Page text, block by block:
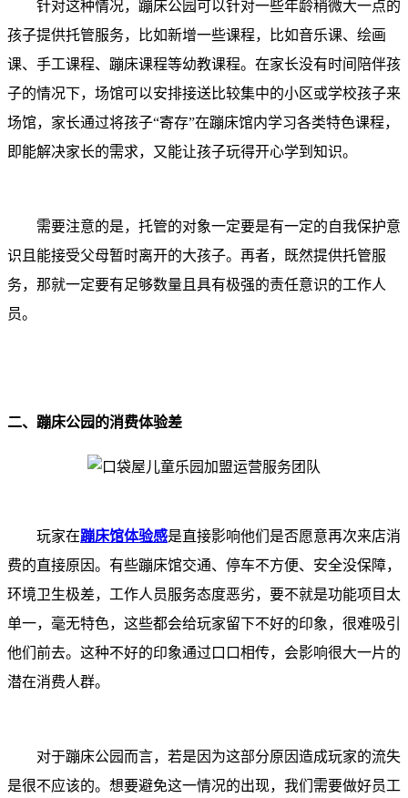
针对这种情况，蹦床公园可以针对一些年龄稍微大一点的
孩子提供托管服务，比如新增一些课程，比如音乐课、绘画
课、手工课程、蹦床课程等幼教课程。在家长没有时间陪伴孩
子的情况下，场馆可以安排接送比较集中的小区或学校孩子来
场馆，家长通过将孩子“寄存”在蹦床馆内学习各类特色课程，
即能解决家长的需求，又能让孩子玩得开心学到知识。
需要注意的是，托管的对象一定要是有一定的自我保护意
识且能接受父母暂时离开的大孩子。再者，既然提供托管服
务，那就一定要有足够数量且具有极强的责任意识的工作人
员。
二、蹦床公园的消费体验差
玩家在蹦床馆体验感是直接影响他们是否愿意再次来店消
费的直接原因。有些蹦床馆交通、停车不方便、安全没保障，
环境卫生极差，工作人员服务态度恶劣，要不就是功能项目太
单一，毫无特色，这些都会给玩家留下不好的印象，很难吸引
他们前去。这种不好的印象通过口口相传，会影响很大一片的
潜在消费人群。
对于蹦床公园而言，若是因为这部分原因造成玩家的流失
是很不应该的。想要避免这一情况的出现，我们需要做好员工